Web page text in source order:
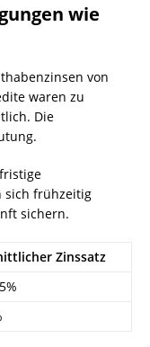
wie
von
waren zu
Die
sich frühzeitig
sichern.
Zinssatz